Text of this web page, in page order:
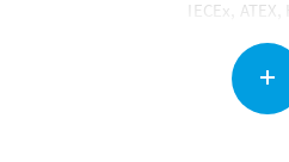
IECEx, ATEX,
endroits tels que les usines
dans l’industrie
systèmes de